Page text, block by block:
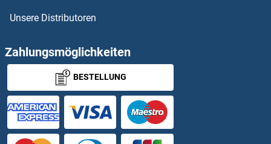
PLA2G7 ELISA Kits
PLA2R1 ELISA Kits
PLAA ELISA Kits
PLAC1 ELISA Kits
PLAGL1 ELISA Kits
Unsere Distributoren
Zahlungsmöglichkeiten
BESTELLUNG